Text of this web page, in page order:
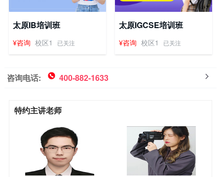
太原IB培训班
¥咨询 校区1 已关注
太原IGCSE培训班
¥咨询 校区1 已关注
咨询电话: 400-882-1633
特约主讲老师